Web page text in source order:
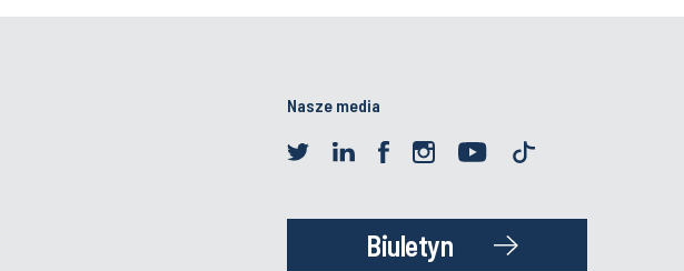
Nasze media
Biuletyn